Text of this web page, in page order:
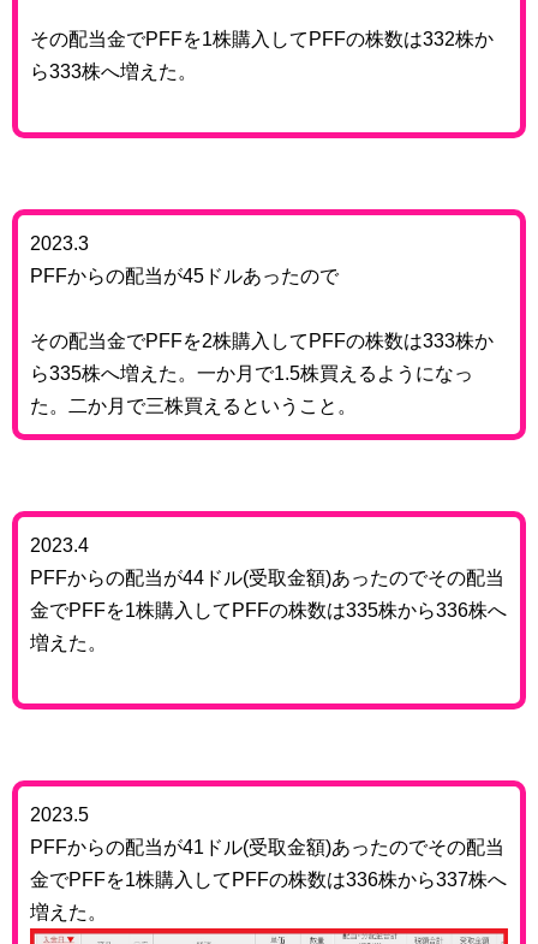
その配当金でPFFを1株購入してPFFの株数は332株か
ら333株へ増えた。
2023.3
PFFからの配当が45ドルあったので
その配当金でPFFを2株購入してPFFの株数は333株か
ら335株へ増えた。一か月で1.5株買えるようになっ
た。二か月で三株買えるということ。
2023.4
PFFからの配当が44ドル(受取金額)あったのでその配当
金でPFFを1株購入してPFFの株数は335株から336株へ
増えた。
2023.5
PFFからの配当が41ドル(受取金額)あったのでその配当
金でPFFを1株購入してPFFの株数は336株から337株へ
増えた。